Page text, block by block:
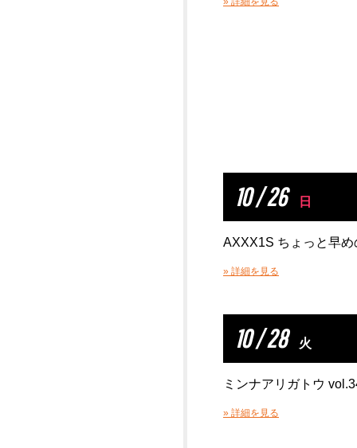
10 / 26 日
AXXX1S ちょっと早
» 詳細を見る
10 / 28 火
ミンナアリガトウ
» 詳細を見る